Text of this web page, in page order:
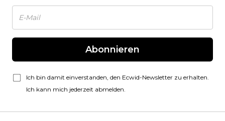
Abonnieren
Ich bin damit einverstanden, den Ecwid-Newsletter zu erhalten.
Ich kann mich jederzeit abmelden.